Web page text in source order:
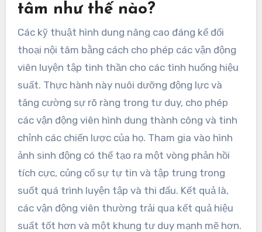
tâm như thế nào?
Các kỹ thuật hình dung nâng cao đáng kể đối
thoại nội tâm bằng cách cho phép các vận động
viên luyện tập tinh thần cho các tình huống hiệu
suất. Thực hành này nuôi dưỡng động lực và
tăng cường sự rõ ràng trong tư duy, cho phép
các vận động viên hình dung thành công và tinh
chỉnh các chiến lược của họ. Tham gia vào hình
ảnh sinh động có thể tạo ra một vòng phản hồi
tích cực, củng cố sự tự tin và tập trung trong
suốt quá trình luyện tập và thi đấu. Kết quả là,
các vận động viên thường trải qua kết quả hiệu
suất tốt hơn và một khung tư duy mạnh mẽ hơn.